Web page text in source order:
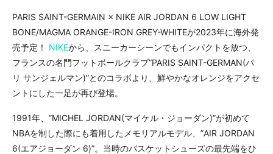
PARIS SAINT-GERMAIN × NIKE AIR JORDAN 6 LOW LIGHT
BONE/MAGMA ORANGE-IRON GREY-WHITEが2023年に海外発
売予定！ NIKEから、スニーカーシーンでもインパクトを放つ、
フランスの名門フットボールクラブ”PARIS SAINT-GERMAN(パ
リ サンジェルマン)”とのコラボより、鮮やかなオレンジをアクセ
ントにした一足が再び登場。
1991年、”MICHEL JORDAN(マイケル・ジョーダン)”が初めて
NBAを制した際にも着用したメモリアルモデル、”AIR JORDAN
6(エアジョーダン 6)”。当時のバスケットシューズの最先端をひ